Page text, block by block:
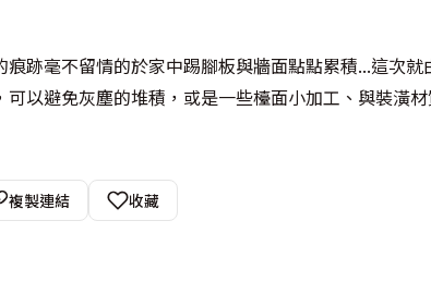
跡毫不留情的於家中踢腳板與牆面點點累積...這次
以避免灰塵的堆積，或是一些檯面小加工、與裝潢
複製連結
收藏